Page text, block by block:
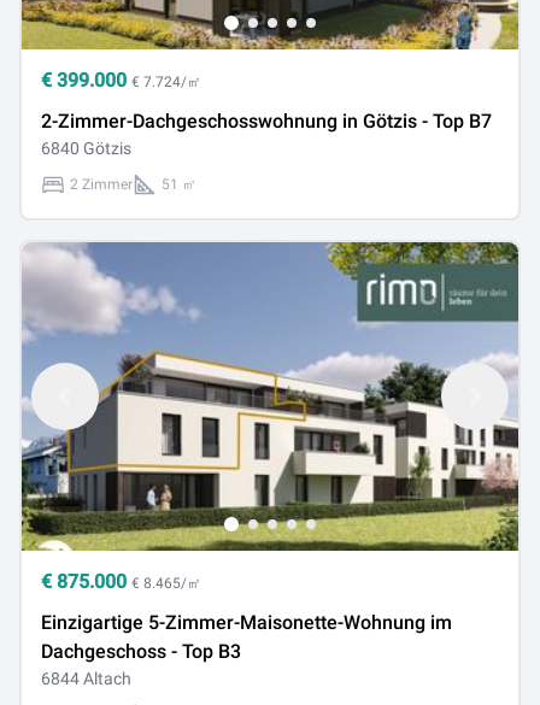
€ 399.000 € 7.724/㎡
2-Zimmer-Dachgeschosswohnung in Götzis - Top B7
6840 Götzis
2 Zimmer 51 ㎡
€ 875.000 € 8.465/㎡
Einzigartige 5-Zimmer-Maisonette-Wohnung im
Dachgeschoss - Top B3
6844 Altach